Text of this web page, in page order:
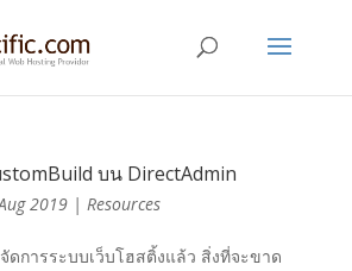
บน DirectAdmin
2019| Resources
ดการระบบเว็บโฮสติ้งแล้ว สิ่งที่จะขาด